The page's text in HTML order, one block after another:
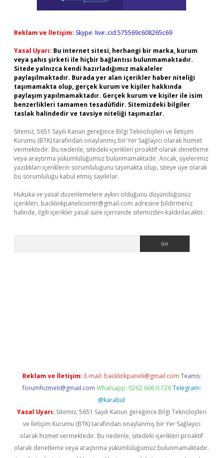
Reklam ve İletişim: Skype: live:.cid.575569c608265c69
Yasal Uyarı: Bu internet sitesi, herhangi bir marka, kurum
veya şahıs şirketi ile hiçbir bağlantısı bulunmamaktadır.
Sitede yalnızca kendi hazırladığımız makaleler
paylaşılmaktadır. Burada yer alan içerikler haber niteliği
taşımamakta olup, gerçek kurum ve kişiler hakkında
paylaşım yapılmamaktadır. Gerçek kurum ve kişiler ile isim
benzerlikleri tamamen tesadüfidir. Sitemizdeki bilgiler
taslak halindedir ve tavsiye niteliği taşımazlar.
Sitemiz, 5651 Sayılı Kanun gereğince Bilgi Teknolojileri ve İletişim
Kurumu (BTK) tarafından onaylanmış bir Yer Sağlayıcı olarak hizmet
vermektedir. Bu nedenle, sitedeki içerikleri proaktif olarak denetleme
veya araştırma yükümlülüğümüz bulunmamaktadır. Ancak, üyelerimiz
yazdıkları içeriklerin sorumluluğunu taşımakta olup, siteye üye olarak
bu sorumluluğu kabul etmiş sayılırlar.
Hukuka ve yasal düzenlemelere aykırı olduğunu düşündüğünüz
içerikleri, backlinkpanelicomtr@gmail.com adresine bildirmeniz
halinde, ilgili içerikler yasal süre içerisinde sitemizden kaldırılacaktır.
Reklam ve İletişim: E-mail: backlinkpaneli@gmail.com Teams:
forumhizmeti@gmail.com Whatsapp: 0262 606 0 726 Telegram:
@karabul
Yasal Uyarı: Sitemiz, 5651 Sayılı Kanun gereğince Bilgi Teknolojileri
ve İletişim Kurumu (BTK) tarafından onaylanmış bir Yer Sağlayıcı
olarak hizmet vermektedir. Bu nedenle, sitedeki içerikleri proaktif
olarak denetleme veya araştırma yükümlülüğümüz bulunmamaktadır.